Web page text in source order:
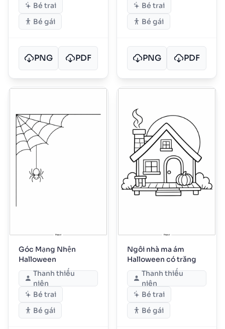
Bé trai
Bé gái
PNG PDF
Bé trai
Bé gái
PNG PDF
Góc Mạng Nhện
Halloween
Thanh thiếu
niên
Bé trai
Bé gái
Ngôi nhà ma ám
Halloween có trăng
Thanh thiếu
niên
Bé trai
Bé gái